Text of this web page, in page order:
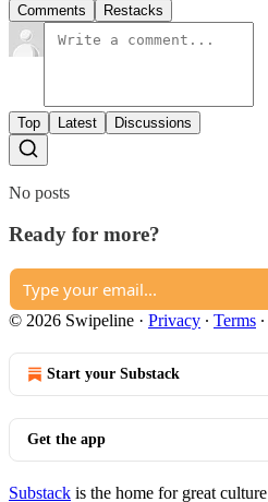
Comments Restacks
Top Latest Discussions
No posts
Ready for more?
© 2026 Swipeline · Privacy ∙ Terms ∙
Start your Substack
Get the app
Substack is the home for great culture